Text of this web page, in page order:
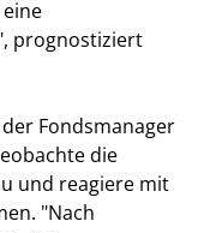
prognostiziert
Fondsmanager
die
und reagiere mit
"Nach